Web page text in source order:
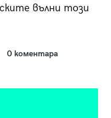
вълни този
0 коментара